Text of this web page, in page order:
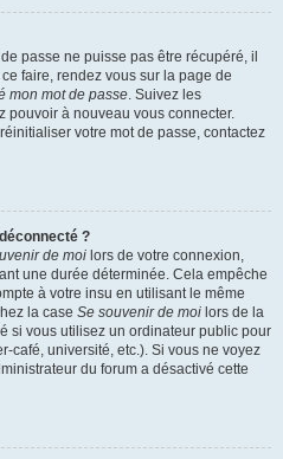
passe ne puisse pas être récupéré, il
faire, rendez vous sur la page de
mon mot de passe. Suivez les
pouvoir à nouveau vous connecter.
votre mot de passe, contactez
?
de moi lors de votre connexion,
une durée déterminée. Cela empêche
à votre insu en utilisant le même
la case Se souvenir de moi lors de la
si vous utilisez un ordinateur public pour
café, université, etc.). Si vous ne voyez
du forum a désactivé cette